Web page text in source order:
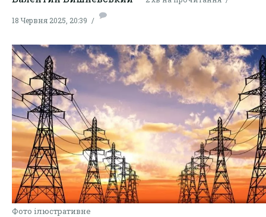
18 Червня 2025, 20:39
Фото ілюстративне